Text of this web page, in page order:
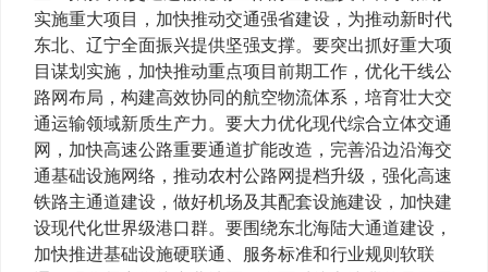
实施重大项目，加快推动交通强省建设，为推动新时代
东北、辽宁全面振兴提供坚强支撑。要突出抓好重大项
目谋划实施，加快推动重点项目前期工作，优化干线公
路网布局，构建高效协同的航空物流体系，培育壮大交
通运输领域新质生产力。要大力优化现代综合立体交通
网，加快高速公路重要通道扩能改造，完善沿边沿海交
通基础设施网络，推动农村公路网提档升级，强化高速
铁路主通道建设，做好机场及其配套设施建设，加快建
设现代化世界级港口群。要围绕东北海陆大通道建设，
加快推进基础设施硬联通、服务标准和行业规则软联